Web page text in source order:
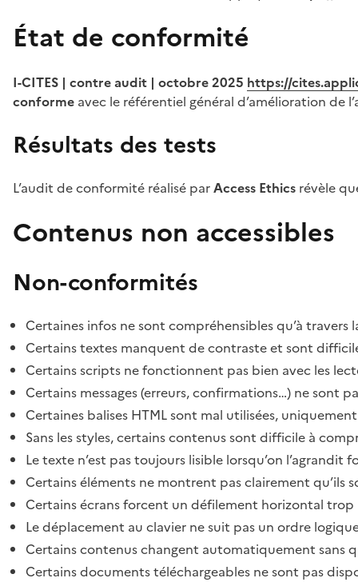
État de conformité
I-CITES | contre audit | octobre 2025 https://
conforme avec le référentiel général d’amélioration de
Résultats des tests
L’audit de conformité réalisé parAccess Ethics révèle
Contenus non accessibles
Non-conformités
Certaines infos ne sont compréhensibles qu’à travers
Certains textes manquent de contraste et sont
Certains scripts ne fonctionnent pas bien avec les
Certains messages (erreurs, confirmations…) ne sont
Certaines balises HTML sont mal utilisées,
Sans les styles, certains contenus sont difficile à
Le texte n’est pas toujours lisible lorsqu’on l’agrandit
Certains éléments ne montrent pas clairement qu’ils
Certains écrans forcent un défilement horizontal
Le déplacement au clavier ne suit pas un ordre
Certains contenus changent automatiquement sans
Certains documents téléchargeables ne sont pas